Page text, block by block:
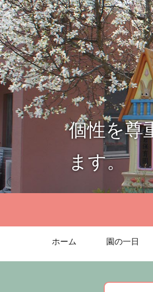
個性を尊
ます。
ホーム 園の一日